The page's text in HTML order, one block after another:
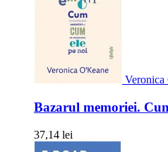
Veronica
Bazarul memoriei.
37,14 lei